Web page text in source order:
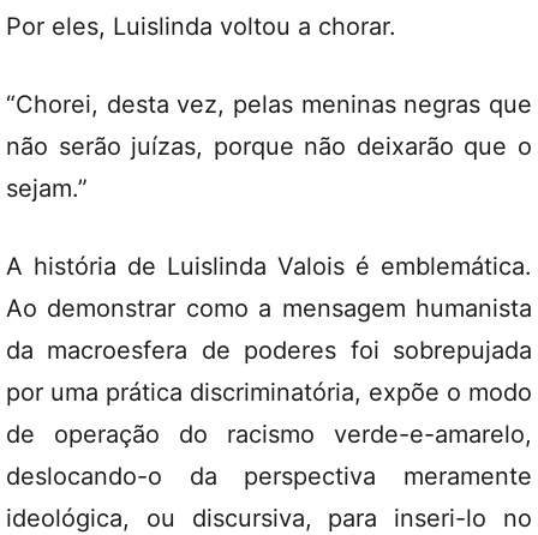
Por eles, Luislinda voltou a chorar.
“Chorei, desta vez, pelas meninas negras que
não serão juízas, porque não deixarão que o
sejam.”
A história de Luislinda Valois é emblemática.
Ao demonstrar como a mensagem humanista
da macroesfera de poderes foi sobrepujada
por uma prática discriminatória, expõe o modo
de operação do racismo verde-e-amarelo,
deslocando-o da perspectiva meramente
ideológica, ou discursiva, para inseri-lo no